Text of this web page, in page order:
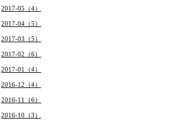
2017-05（4）
2017-04（5）
2017-03（5）
2017-02（6）
2017-01（4）
2016-12（4）
2016-11（6）
2016-10（3）